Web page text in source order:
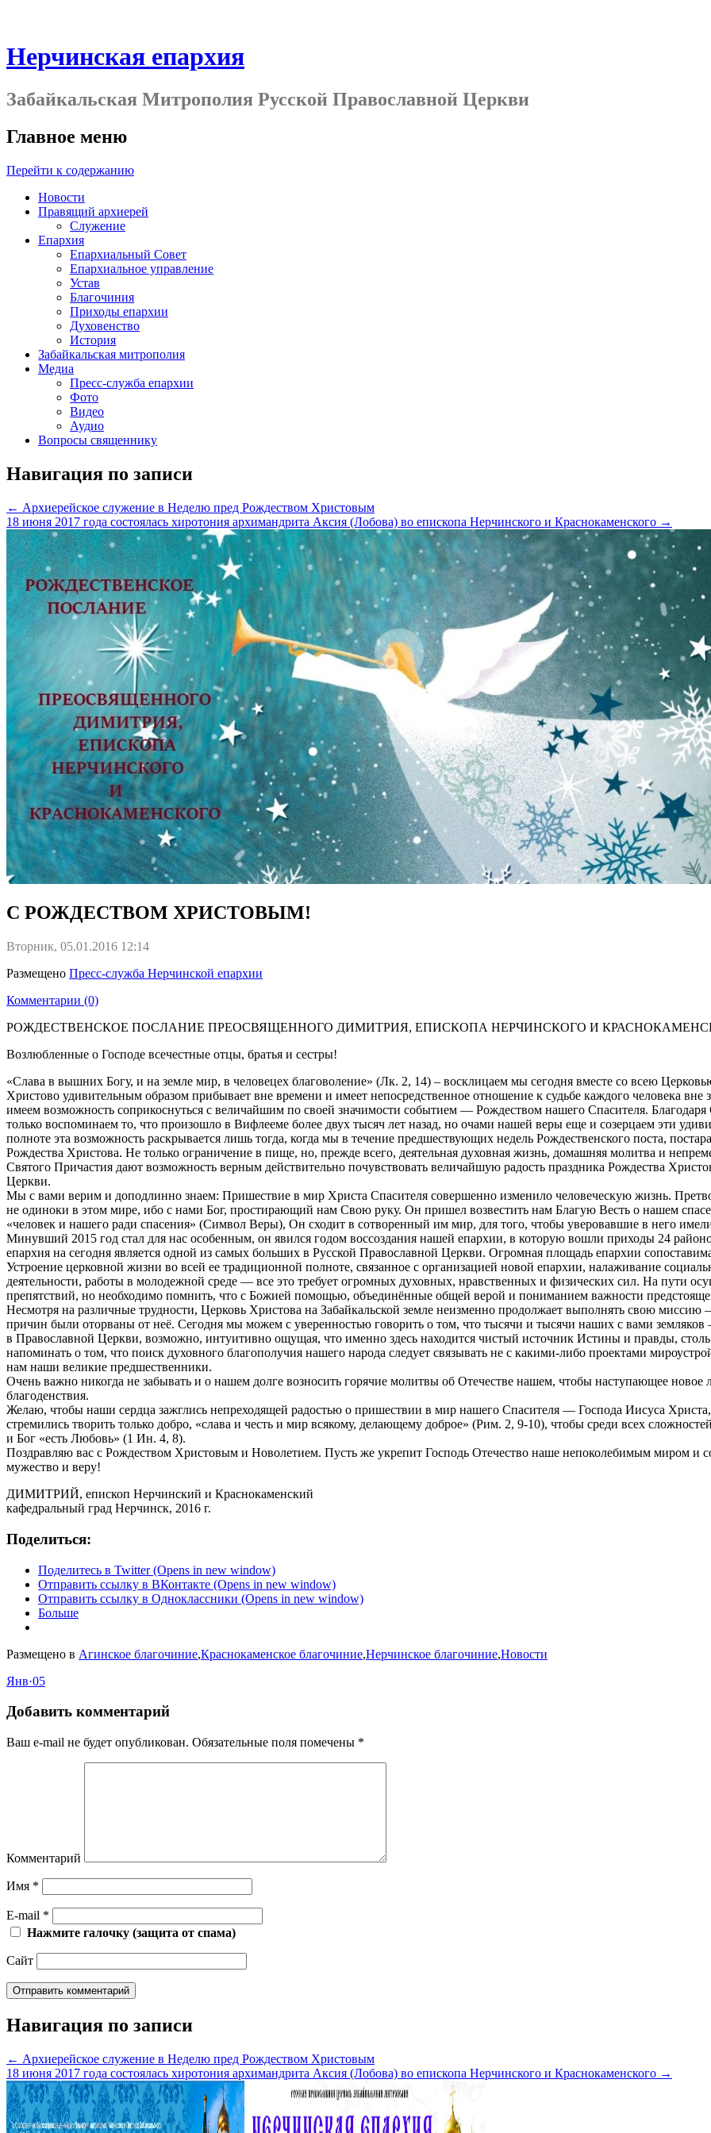
Нерчинская епархия
Забайкальская Митрополия Русской Православной Церкви
Главное меню
Перейти к содержанию
Новости
Правящий архиерей
Служение
Епархия
Епархиальный Совет
Епархиальное управление
Устав
Благочиния
Приходы епархии
Духовенство
История
Забайкальская митрополия
Медиа
Пресс-служба епархии
Фото
Видео
Аудио
Вопросы священнику
Навигация по записи
← Архиерейское служение в Неделю пред Рождеством Христовым
18 июня 2017 года состоялась хиротония архимандрита Аксия (Лобова) во епископа Нерчинского и Краснокаменского →
С РОЖДЕСТВОМ ХРИСТОВЫМ!
Вторник, 05.01.2016 12:14
Размещено Пресс-служба Нерчинской епархии
Комментарии (0)
РОЖДЕСТВЕНСКОЕ ПОСЛАНИЕ ПРЕОСВЯЩЕННОГО ДИМИТРИЯ, ЕПИСКОПА НЕРЧИНСКОГО И
Возлюбленные о Господе всечестные отцы, братья и сестры!
«Слава в вышних Богу, и на земле мир, в человецех благоволение» (Лк. 2, 14) – восклицаем мы сегодня вместе со всею
Христово удивительным образом прибывает вне времени и имеет непосредственное отношение к судьбе каждого человека
имеем возможность соприкоснуться с величайшим по своей значимости событием — Рождеством нашего Спасителя.
только воспоминаем то, что произошло в Вифлееме более двух тысяч лет назад, но очами нашей веры еще и созерцаем эти
полноте эта возможность раскрывается лишь тогда, когда мы в течение предшествующих недель Рождественского поста,
Рождества Христова. Не только ограничение в пище, но, прежде всего, деятельная духовная жизнь, домашняя молитва и
Святого Причастия дают возможность верным действительно почувствовать величайшую радость праздника Рождества
Церкви.
Мы с вами верим и доподлинно знаем: Пришествие в мир Христа Спасителя совершенно изменило человеческую жизнь.
не одиноки в этом мире, ибо с нами Бог, простирающий нам Свою руку. Он пришел возвестить нам Благую Весть о нашем
«человек и нашего ради спасения» (Символ Веры), Он сходит в сотворенный им мир, для того, чтобы уверовавшие в него
Минувший 2015 год стал для нас особенным, он явился годом воссоздания нашей епархии, в которую вошли приходы 24
епархия на сегодня является одной из самых больших в Русской Православной Церкви. Огромная площадь епархии
Устроение церковной жизни во всей ее традиционной полноте, связанное с организацией новой епархии, налаживание
деятельности, работы в молодежной среде — все это требует огромных духовных, нравственных и физических сил. На пути
препятствий, но необходимо помнить, что с Божией помощью, объединённые общей верой и пониманием важности
Несмотря на различные трудности, Церковь Христова на Забайкальской земле неизменно продолжает выполнять свою миссию
причин были оторваны от неё. Сегодня мы можем с уверенностью говорить о том, что тысячи и тысячи наших с вами
в Православной Церкви, возможно, интуитивно ощущая, что именно здесь находится чистый источник Истины и правды,
напоминать о том, что поиск духовного благополучия нашего народа следует связывать не с какими-либо проектами
нам наши великие предшественники.
Очень важно никогда не забывать и о нашем долге возносить горячие молитвы об Отечестве нашем, чтобы наступающее
благоденствия.
Желаю, чтобы наши сердца зажглись непреходящей радостью о пришествии в мир нашего Спасителя — Господа Иисуса
стремились творить только добро, «слава и честь и мир всякому, делающему доброе» (Рим. 2, 9-10), чтобы среди всех
и Бог «есть Любовь» (1 Ин. 4, 8).
Поздравляю вас с Рождеством Христовым и Новолетием. Пусть же укрепит Господь Отечество наше непоколебимым миром и
мужество и веру!
ДИМИТРИЙ, епископ Нерчинский и Краснокаменский
кафедральный град Нерчинск, 2016 г.
Поделиться:
Поделитесь в Twitter (Opens in new window)
Отправить ссылку в ВКонтакте (Opens in new window)
Отправить ссылку в Одноклассники (Opens in new window)
Больше
Размещено в Агинское благочиние,Краснокаменское благочиние,Нерчинское благочиние,Новости
Янв·05
Добавить комментарий
Ваш e-mail не будет опубликован. Обязательные поля помечены *
Комментарий
Имя *
E-mail *
Нажмите галочку (защита от спама)
Сайт
Навигация по записи
← Архиерейское служение в Неделю пред Рождеством Христовым
18 июня 2017 года состоялась хиротония архимандрита Аксия (Лобова) во епископа Нерчинского и Краснокаменского →